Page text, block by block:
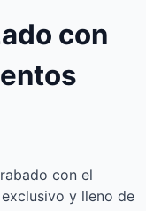
con
con el
y lleno de